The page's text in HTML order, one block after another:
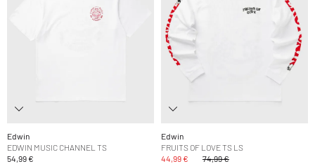
Edwin
EDWIN MUSIC CHANNEL TS
54,99 €
Edwin
FRUITS OF LOVE TS LS
44,99 €
74,99 €